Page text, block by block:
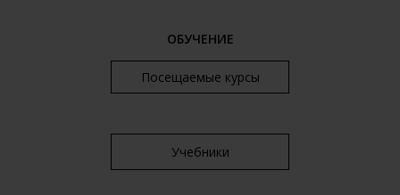
ОБУЧЕНИЕ
Посещаемые курсы
Учебники